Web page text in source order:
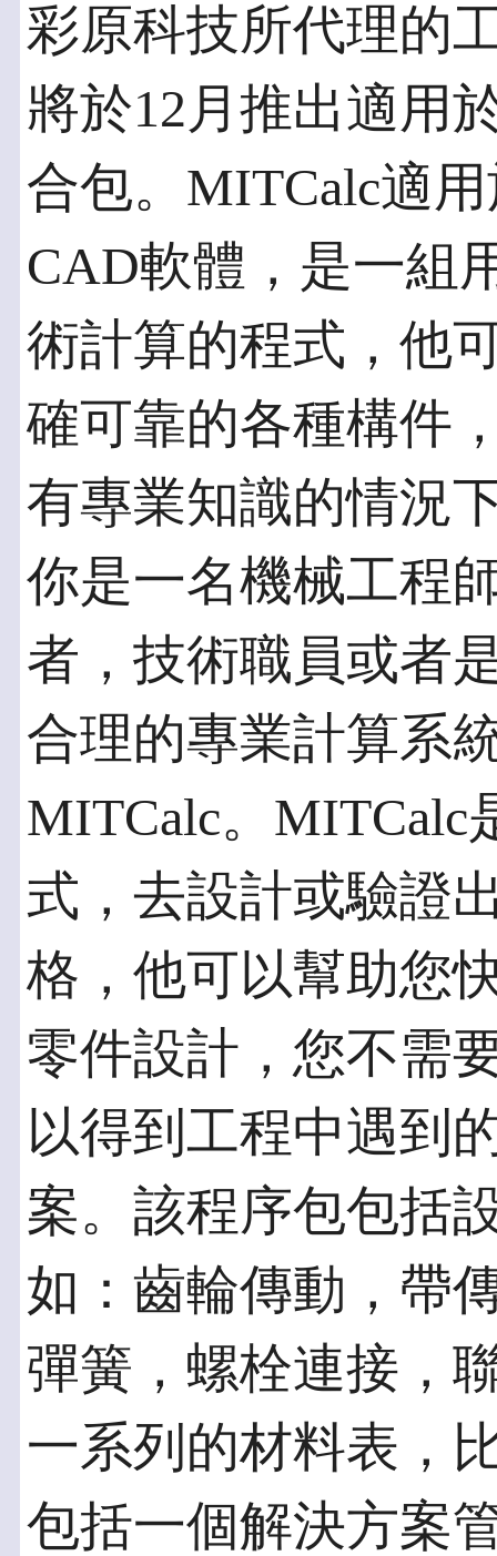
彩原科技所代理的
將於12月推出適用
合包。MITCalc適
CAD軟體，是一組
術計算的程式，他
確可靠的各種構件
有專業知識的情況
你是一名機械工程
者，技術職員或者
合理的專業計算系
MITCalc。MITCalc
式，去設計或驗證
格，他可以幫助您
零件設計，您不需
以得到工程中遇到
案。該程序包包括
如：齒輪傳動，帶
彈簧，螺栓連接，
一系列的材料表，
包括一個解決方案